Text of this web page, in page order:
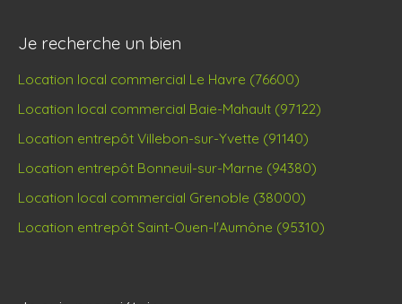
Je recherche un bien
Location local commercial Le Havre (76600)
Location local commercial Baie-Mahault (97122)
Location entrepôt Villebon-sur-Yvette (91140)
Location entrepôt Bonneuil-sur-Marne (94380)
Location local commercial Grenoble (38000)
Location entrepôt Saint-Ouen-l'Aumône (95310)